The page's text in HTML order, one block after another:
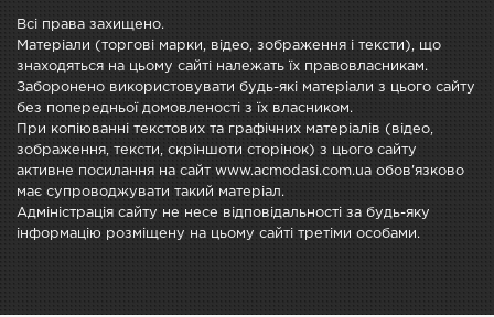
Всі права захищено.
Матеріали (торгові марки, відео, зображення і тексти), що
знаходяться на цьому сайті належать їх правовласникам.
Заборонено використовувати будь-які матеріали з цього сайту
без попередньої домовленості з їх власником.
При копіюванні текстових та графічних матеріалів (відео,
зображення, тексти, скріншоти сторінок) з цього сайту
активне посилання на сайт www.acmodasi.com.ua обов'язково
має супроводжувати такий матеріал.
Адміністрація сайту не несе відповідальності за будь-яку
інформацію розміщену на цьому сайті третіми особами.